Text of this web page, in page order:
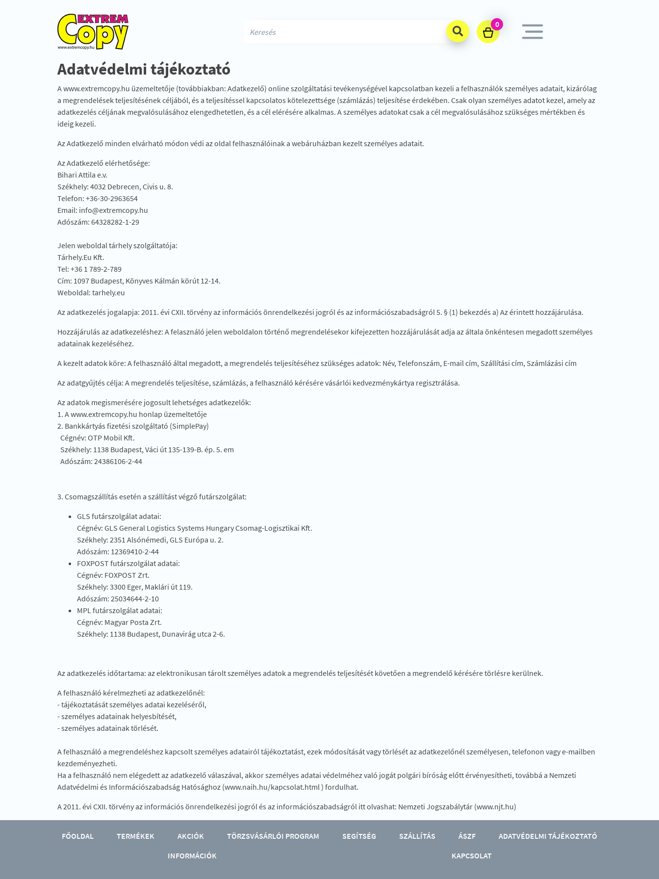
0
Adatvédelmi tájékoztató
A www.extremcopy.hu üzemeltetője (továbbiakban: Adatkezelő) online szolgáltatási tevékenységével kapcsolatban kezeli a felhasználók személyes adatait, kizárólag
a megrendelések teljesítésének céljából, és a teljesítéssel kapcsolatos kötelezettsége (számlázás) teljesítése érdekében. Csak olyan személyes adatot kezel, amely az
adatkezelés céljának megvalósulásához elengedhetetlen, és a cél elérésére alkalmas. A személyes adatokat csak a cél megvalósulásához szükséges mértékben és
ideig kezeli.
Az Adatkezelő minden elvárható módon védi az oldal felhasználóinak a webáruházban kezelt személyes adatait.
Az Adatkezelő elérhetősége:
Bihari Attila e.v.
Székhely: 4032 Debrecen, Civis u. 8.
Telefon: +36-30-2963654
Email: info@extremcopy.hu
Adószám: 64328282-1-29
Jelen weboldal tárhely szolgáltatója:
Tárhely.Eu Kft.
Tel: +36 1 789-2-789
Cím: 1097 Budapest, Könyves Kálmán körút 12-14.
Weboldal: tarhely.eu
Az adatkezelés jogalapja: 2011. évi CXII. törvény az információs önrendelkezési jogról és az információszabadságról 5. § (1) bekezdés a) Az érintett hozzájárulása.
Hozzájárulás az adatkezeléshez: A felasználó jelen weboldalon történő megrendelésekor kifejezetten hozzájárulását adja az általa önkéntesen megadott személyes
adatainak kezeléséhez.
A kezelt adatok köre: A felhasználó által megadott, a megrendelés teljesítéséhez szükséges adatok: Név, Telefonszám, E-mail cím, Szállítási cím, Számlázási cím
Az adatgyűjtés célja: A megrendelés teljesítése, számlázás, a felhasználó kérésére vásárlói kedvezménykártya regisztrálása.
Az adatok megismerésére jogosult lehetséges adatkezelők:
1. A www.extremcopy.hu honlap üzemeltetője
2. Bankkártyás fizetési szolgáltató (SimplePay)
Cégnév: OTP Mobil Kft.
Székhely: 1138 Budapest, Váci út 135-139-B. ép. 5. em
Adószám: 24386106-2-44
3. Csomagszállítás esetén a szállítást végző futárszolgálat:
GLS futárszolgálat adatai:
Cégnév: GLS General Logistics Systems Hungary Csomag-Logisztikai Kft.
Székhely: 2351 Alsónémedi, GLS Európa u. 2.
Adószám: 12369410-2-44
FOXPOST futárszolgálat adatai:
Cégnév: FOXPOST Zrt.
Székhely: 3300 Eger, Maklári út 119.
Adószám: 25034644-2-10
MPL futárszolgálat adatai:
Cégnév: Magyar Posta Zrt.
Székhely: 1138 Budapest, Dunavirág utca 2-6.
Az adatkezelés időtartama: az elektronikusan tárolt személyes adatok a megrendelés teljesítését követően a megrendelő kérésére törlésre kerülnek.
A felhasználó kérelmezheti az adatkezelőnél:
- tájékoztatását személyes adatai kezeléséről,
- személyes adatainak helyesbítését,
- személyes adatainak törlését.
A felhasználó a megrendeléshez kapcsolt személyes adatairól tájékoztatást, ezek módosítását vagy törlését az adatkezelőnél személyesen, telefonon vagy e-mailben
kezdeményezheti.
Ha a felhasználó nem elégedett az adatkezelő válaszával, akkor személyes adatai védelméhez való jogát polgári bíróság előtt érvényesítheti, továbbá a Nemzeti
Adatvédelmi és Információszabadság Hatósághoz (www.naih.hu/kapcsolat.html ) fordulhat.
A 2011. évi CXII. törvény az információs önrendelkezési jogról és az információszabadságról itt olvashat: Nemzeti Jogszabálytár (www.njt.hu)
FŐOLDAL TERMÉKEK AKCIÓK TÖRZSVÁSÁRLÓI PROGRAM SEGÍTSÉG SZÁLLÍTÁS ÁSZF
ADATVÉDELMI TÁJÉKOZTATÓ
INFORMÁCIÓK
KAPCSOLAT